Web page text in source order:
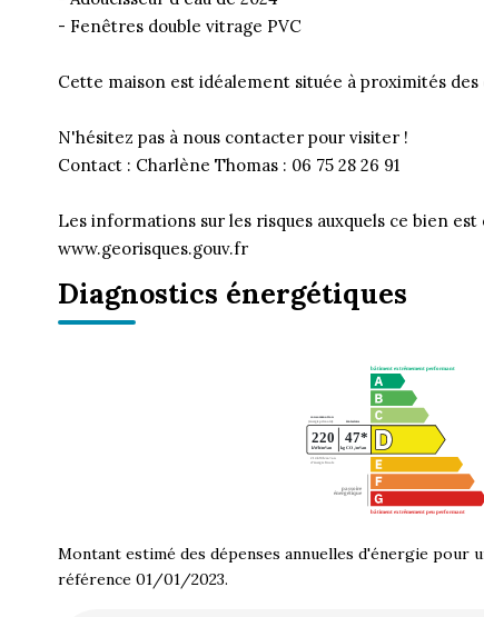
- Fenêtres double vitrage PVC
Cette maison est idéalement située à proximités
N'hésitez pas à nous contacter pour visiter !
Contact : Charlène Thomas : 06 75 28 26 91
Les informations sur les risques auxquels ce bien
www.georisques.gouv.fr
Diagnostics énergétiques
Montant estimé des dépenses annuelles d'énergie pour
référence 01/01/2023.